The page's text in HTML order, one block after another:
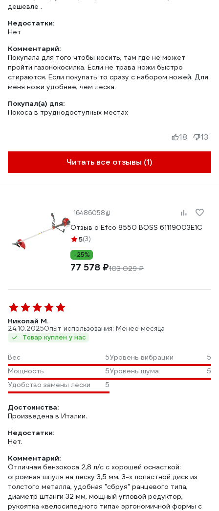
дешевле .
Недостатки:
Нет
Комментарий:
Покупала для того чтобы косить, там где не может
пройти газонокосилка. Если не трава ножи быстро
стираются. Если покупать то сразу с набором ножей. Для
меня ножи удобнее, чем леска.
Покупал(а) для:
Покоса в труднодоступных местах
Читать все отзывы (1)
18 13
16486058
Отзыв о Efco 8550 BOSS 61119003E1C
5(3)
-25%
77 578 ₽103 029 ₽
Николай М.
24.10.2025Опыт использования: Менее месяца
Товар куплен у нас
Вес 5Уровень вибрации
5
Мощность
5Уровень шума
5
Удобство замены лески
5
Достоинства:
Произведена в Италии.
Недостатки:
Нет.
Комментарий:
Отличная бензокоса 2,8 л/с с хорошей оснасткой:
огромная шпуля на леску 3,5 мм, 3-х лопастной диск из
толстого металла, удобная "сбруя" ранцевого типа,
диаметр штанги 32 мм, мощный угловой редуктор,
рукоятка «велосипедного типа» эргономичной формы с